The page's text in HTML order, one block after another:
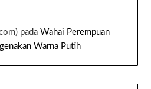
padaWahai Perempuan
Warna Putih